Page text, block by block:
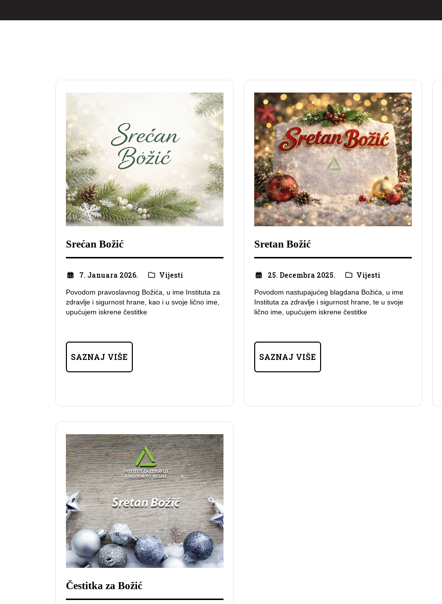
Srećan Božić
7. Januara 2026. Vijesti
Povodom pravoslavnog Božića, u ime Instituta za
zdravlje i sigurnost hrane, kao i u svoje lično ime,
upućujem iskrene čestitke
SAZNAJ VIŠE
Sretan Božić
25. Decembra 2025. Vijesti
Povodom nastupajućeg blagdana Božića, u ime
Instituta za zdravlje i sigurnost hrane, te u svoje
lično ime, upućujem iskrene čestitke
SAZNAJ VIŠE
Čestitka za Božić